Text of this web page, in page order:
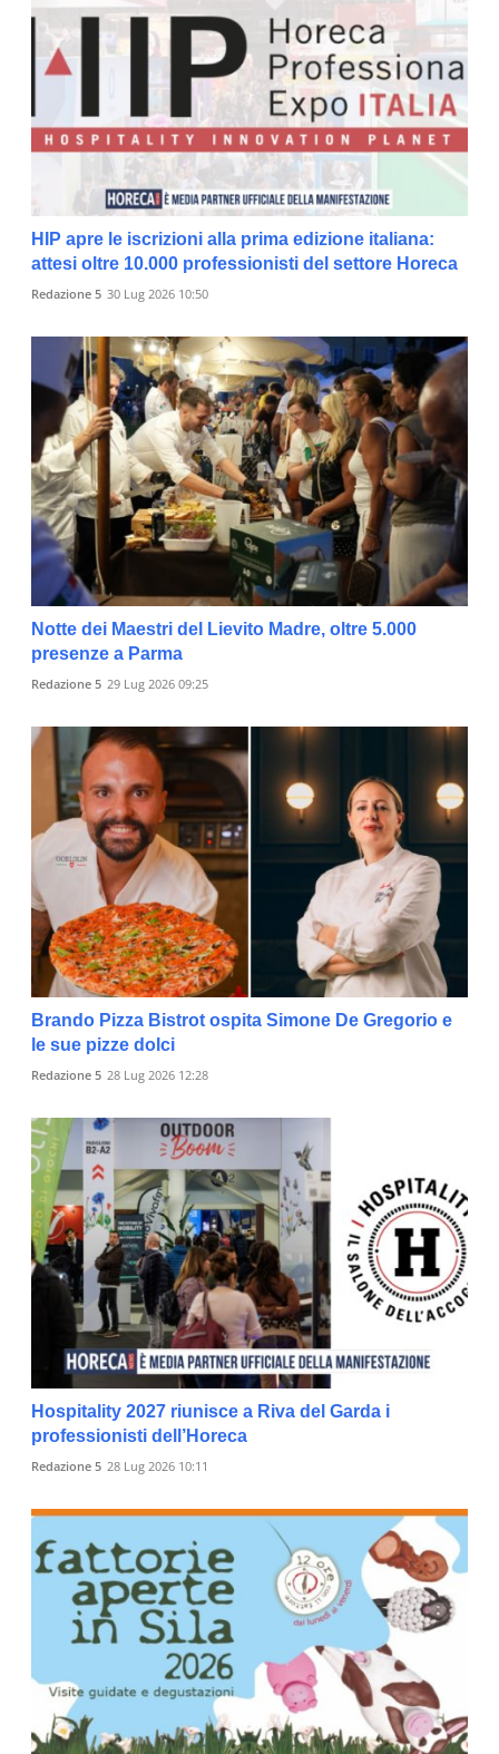
HIP apre le iscrizioni alla prima edizione italiana:
attesi oltre 10.000 professionisti del settore Horeca
Redazione 5 30 Lug 2026 10:50
Notte dei Maestri del Lievito Madre, oltre 5.000
presenze a Parma
Redazione 5 29 Lug 2026 09:25
Brando Pizza Bistrot ospita Simone De Gregorio e
le sue pizze dolci
Redazione 5 28 Lug 2026 12:28
Hospitality 2027 riunisce a Riva del Garda i
professionisti dell’Horeca
Redazione 5 28 Lug 2026 10:11